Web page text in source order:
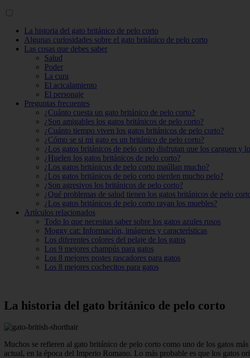
La historia del gato británico de pelo corto
Algunas curiosidades sobre el gato británico de pelo corto
Las cosas que debes saber
Salud
Poder
La cura
El acicalamiento
El personaje
Preguntas frecuentes
¿Cuánto cuesta un gato británico de pelo corto?
¿Son amigables los gatos británicos de pelo corto?
¿Cuánto tiempo viven los gatos británicos de pelo corto?
¿Cómo se si mi gato es un británico de pelo corto?
¿Los gatos británicos de pelo corto disfrutan que los carguen y
¿Huelen los gatos británicos de pelo corto?
¿Los gatos británicos de pelo corto maúllan mucho?
¿Los gatos británicos de pelo corto pierden mucho pelo?
¿Son agresivos los británicos de pelo corto?
¿Qué problemas de salud tienen los gatos británicos de pelo
¿Los gatos británicos de pelo corto rayan los muebles?
Artículos relacionados
Todo lo que necesitas saber sobre los gatos azules rusos
Moggy cat: Información, imágenes y características
Los diferentes colores del pelaje de los gatos
Los 9 mejores champús para gatos
Los 8 mejores postes rascadores para gatos
Los 8 mejores cochecitos para gatos
La historia del gato británico de pelo corto
Muchos se refieren al gato británico de pelo corto como uno de los gatos
actual, en la época del Imperio Romano. Lo más probable es que los gatos